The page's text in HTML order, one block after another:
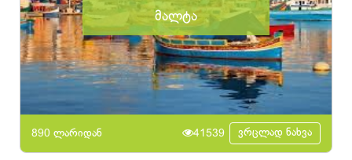
მალტა
890 ლარიდან 41539 ვრცლად ნახვა